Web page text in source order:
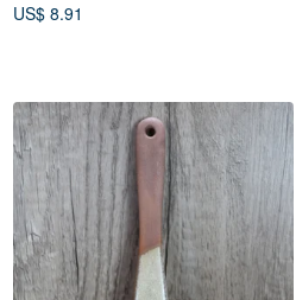
US$ 8.91